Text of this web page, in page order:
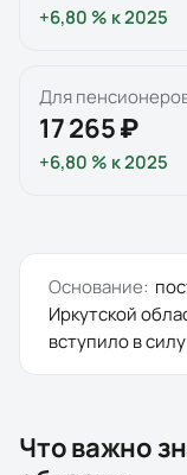
+6,80 % к2025
Для
17 265 ₽
+6,80 % к2025
Основание:
Иркутской
вступило в силу
Что важно